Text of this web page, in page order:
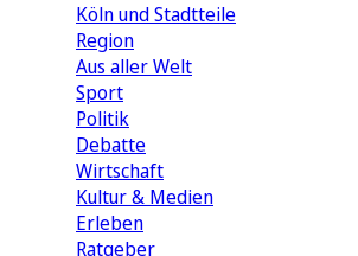
Köln und Stadtteile
Region
Aus aller Welt
Sport
Politik
Debatte
Wirtschaft
Kultur & Medien
Erleben
Ratgeber